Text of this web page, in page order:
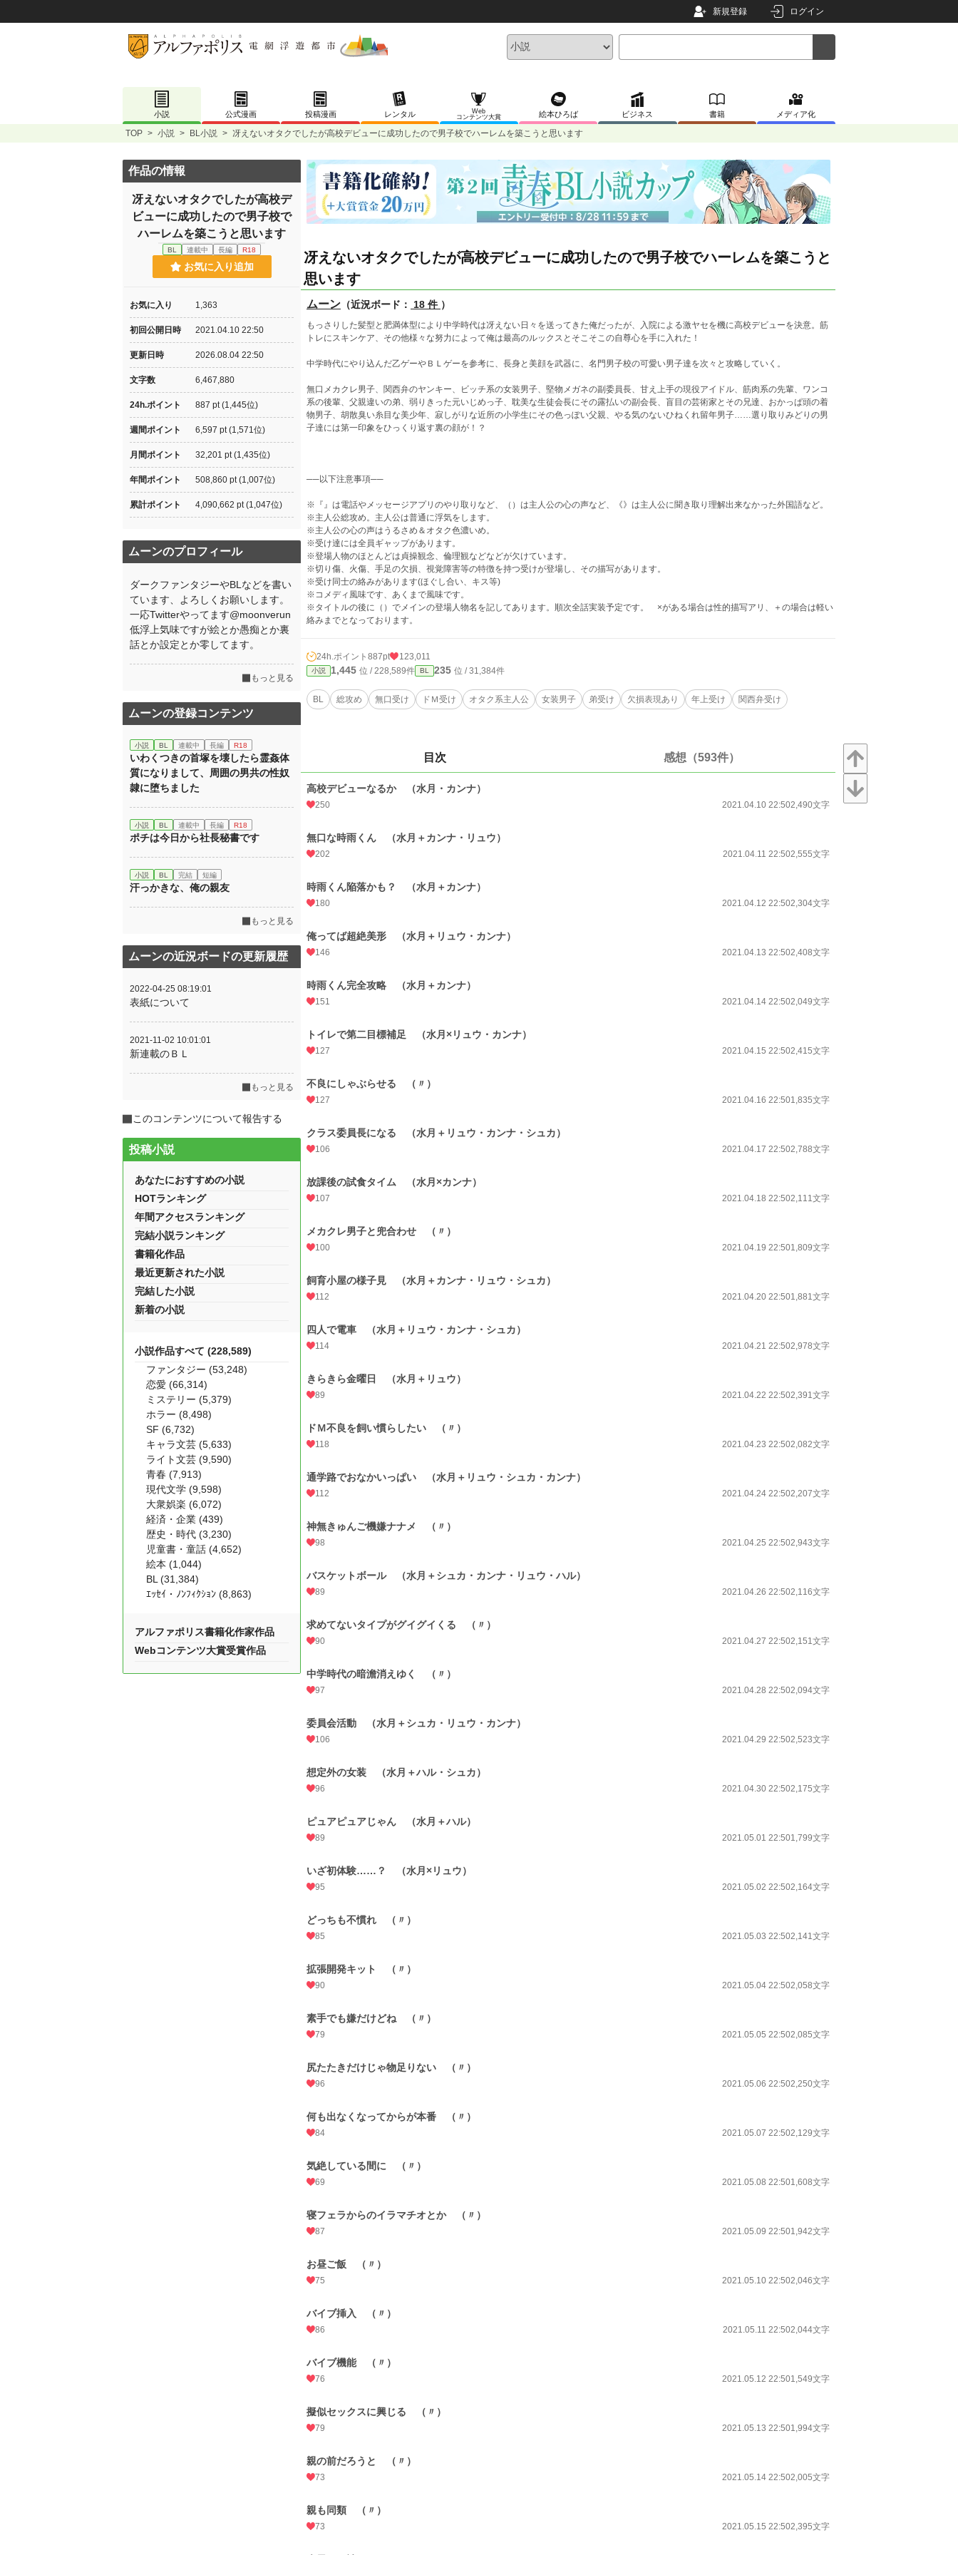
新規登録 ログイン
小説 公式漫画 投稿漫画 レンタル
Web
コンテンツ大賞
絵本ひろば ビジネス 書籍 メディア化
TOP > 小説 > BL小説 > 冴えないオタクでしたが高校デビューに成功したので男子校でハーレムを築こうと思います
冴えないオタクでしたが高校デビューに成功したので男子校でハーレムを築こうと
思います
ムーン （近況ボード： 18 件 ）
もっさりした髪型と肥満体型により中学時代は冴えない日々を送ってきた俺だったが、入院による激ヤセを機に高校デビューを決意。筋
トレにスキンケア、その他様々な努力によって俺は最高のルックスとそこそこの自尊心を手に入れた！
中学時代にやり込んだ乙ゲーやＢＬゲーを参考に、長身と美顔を武器に、名門男子校の可愛い男子達を次々と攻略していく。
無口メカクレ男子、関西弁のヤンキー、ビッチ系の女装男子、堅物メガネの副委員長、甘え上手の現役アイドル、筋肉系の先輩、ワンコ
系の後輩、父親違いの弟、弱りきった元いじめっ子、耽美な生徒会長にその露払いの副会長、盲目の芸術家とその兄達、おかっぱ頭の着
物男子、胡散臭い糸目な美少年、寂しがりな近所の小学生にその色っぽい父親、やる気のないひねくれ留年男子……選り取りみどりの男
子達には第一印象をひっくり返す裏の顔が！？
──以下注意事項──
※『』は電話やメッセージアプリのやり取りなど、（）は主人公の心の声など、《》は主人公に聞き取り理解出来なかった外国語など。
※主人公総攻め。主人公は普通に浮気をします。
※主人公の心の声はうるさめ＆オタク色濃いめ。
※受け達には全員ギャップがあります。
※登場人物のほとんどは貞操観念、倫理観などなどが欠けています。
※切り傷、火傷、手足の欠損、視覚障害等の特徴を持つ受けが登場し、その描写があります。
※受け同士の絡みがあります(ほぐし合い、キス等)
※コメディ風味です、あくまで風味です。
※タイトルの後に（）でメインの登場人物名を記してあります。順次全話実装予定です。 ×がある場合は性的描写アリ、＋の場合は軽い
絡みまでとなっております。
24h.ポイント 887pt 123,011
小説 1,445 位 / 228,589件 BL 235 位 / 31,384件
BL 総攻め 無口受け ドＭ受け オタク系主人公 女装男子 弟受け 欠損表現あり 年上受け 関西弁受け
目次 感想（593件）
高校デビューなるか （水月・カンナ）
250 2021.04.10 22:502,490文字
無口な時雨くん （水月＋カンナ・リュウ）
202 2021.04.11 22:502,555文字
時雨くん陥落かも？ （水月＋カンナ）
180 2021.04.12 22:502,304文字
俺ってば超絶美形 （水月＋リュウ・カンナ）
146 2021.04.13 22:502,408文字
時雨くん完全攻略 （水月＋カンナ）
151 2021.04.14 22:502,049文字
トイレで第二目標補足 （水月×リュウ・カンナ）
127 2021.04.15 22:502,415文字
不良にしゃぶらせる （〃）
127 2021.04.16 22:501,835文字
クラス委員長になる （水月＋リュウ・カンナ・シュカ）
106 2021.04.17 22:502,788文字
放課後の試食タイム （水月×カンナ）
107 2021.04.18 22:502,111文字
メカクレ男子と兜合わせ （〃）
100 2021.04.19 22:501,809文字
飼育小屋の様子見 （水月＋カンナ・リュウ・シュカ）
112 2021.04.20 22:501,881文字
四人で電車 （水月＋リュウ・カンナ・シュカ）
114 2021.04.21 22:502,978文字
きらきら金曜日 （水月＋リュウ）
89 2021.04.22 22:502,391文字
ドＭ不良を飼い慣らしたい （〃）
118 2021.04.23 22:502,082文字
通学路でおなかいっぱい （水月＋リュウ・シュカ・カンナ）
112 2021.04.24 22:502,207文字
神無きゅんご機嫌ナナメ （〃）
98 2021.04.25 22:502,943文字
バスケットボール （水月＋シュカ・カンナ・リュウ・ハル）
89 2021.04.26 22:502,116文字
求めてないタイプがグイグイくる （〃）
90 2021.04.27 22:502,151文字
中学時代の暗澹消えゆく （〃）
97 2021.04.28 22:502,094文字
委員会活動 （水月＋シュカ・リュウ・カンナ）
106 2021.04.29 22:502,523文字
想定外の女装 （水月＋ハル・シュカ）
96 2021.04.30 22:502,175文字
ピュアピュアじゃん （水月＋ハル）
89 2021.05.01 22:501,799文字
いざ初体験……？ （水月×リュウ）
95 2021.05.02 22:502,164文字
どっちも不慣れ （〃）
85 2021.05.03 22:502,141文字
拡張開発キット （〃）
90 2021.05.04 22:502,058文字
素手でも嫌だけどね （〃）
79 2021.05.05 22:502,085文字
尻たたきだけじゃ物足りない （〃）
96 2021.05.06 22:502,250文字
何も出なくなってからが本番 （〃）
84 2021.05.07 22:502,129文字
気絶している間に （〃）
69 2021.05.08 22:501,608文字
寝フェラからのイラマチオとか （〃）
87 2021.05.09 22:501,942文字
お昼ご飯 （〃）
75 2021.05.10 22:502,046文字
バイブ挿入 （〃）
86 2021.05.11 22:502,044文字
バイブ機能 （〃）
76 2021.05.12 22:501,549文字
擬似セックスに興じる （〃）
79 2021.05.13 22:501,994文字
親の前だろうと （〃）
73 2021.05.14 22:502,005文字
親も同類 （〃）
73 2021.05.15 22:502,395文字
作品の情報
冴えないオタクでしたが高校デ
ビューに成功したので男子校で
ハーレムを築こうと思います
BL 連載中 長編 R18
お気に入り追加
お気に入り 1,363
初回公開日時 2021.04.10 22:50
更新日時 2026.08.04 22:50
文字数 6,467,880
24h.ポイント 887 pt (1,445位)
週間ポイント 6,597 pt (1,571位)
月間ポイント 32,201 pt (1,435位)
年間ポイント 508,860 pt (1,007位)
累計ポイント 4,090,662 pt (1,047位)
ムーンのプロフィール
ダークファンタジーやBLなどを書い
ています、よろしくお願いします。
一応Twitterやってます@moonverun
低浮上気味ですが絵とか愚痴とか裏
話とか設定とか零してます。
もっと見る
ムーンの登録コンテンツ
小説 BL 連載中 長編 R18
いわくつきの首塚を壊したら霊姦体
質になりまして、周囲の男共の性奴
隷に堕ちました
小説 BL 連載中 長編 R18
ポチは今日から社長秘書です
小説 BL 完結 短編
汗っかきな、俺の親友
もっと見る
ムーンの近況ボードの更新履歴
2022-04-25 08:19:01
表紙について
2021-11-02 10:01:01
新連載のＢＬ
もっと見る
このコンテンツについて報告する
投稿小説
あなたにおすすめの小説
HOTランキング
年間アクセスランキング
完結小説ランキング
書籍化作品
最近更新された小説
完結した小説
新着の小説
小説作品すべて (228,589)
ファンタジー (53,248)
恋愛 (66,314)
ミステリー (5,379)
ホラー (8,498)
SF (6,732)
キャラ文芸 (5,633)
ライト文芸 (9,590)
青春 (7,913)
現代文学 (9,598)
大衆娯楽 (6,072)
経済・企業 (439)
歴史・時代 (3,230)
児童書・童話 (4,652)
絵本 (1,044)
BL (31,384)
ｴｯｾｲ・ﾉﾝﾌｨｸｼｮﾝ (8,863)
アルファポリス書籍化作家作品
Webコンテンツ大賞受賞作品